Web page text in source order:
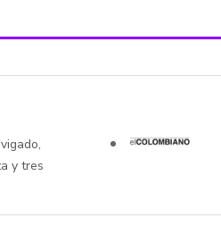
y tres